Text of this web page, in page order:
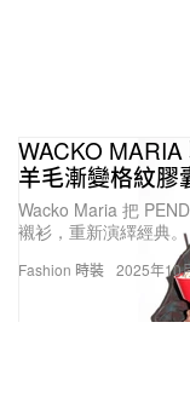
Fashion 時裝
WACKO
羊毛漸變格紋膠
Wacko Maria 把
襯衫，重新演繹經典。
2025年10